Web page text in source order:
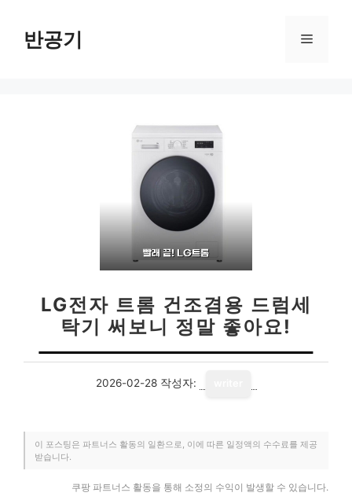
반공기 메
LG전자 트롬 건조겸용 드럼세
탁기 써보니 정말 좋아요!
2026-02-28 작성자:
이 포스팅은 파트너스 활동의 일환으로, 이에 따른 일정액의 수수료를 제공
받습니다.
쿠팡 파트너스 활동을 통해 소정의 수익이 발생할 수 있습니다.